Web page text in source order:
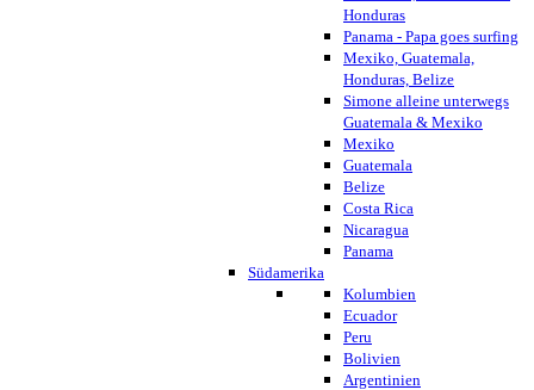
Honduras
Panama - Papa goes surfing
Mexiko, Guatemala,
Honduras, Belize
Simone alleine unterwegs
Guatemala & Mexiko
Mexiko
Guatemala
Belize
Costa Rica
Nicaragua
Panama
Südamerika
Kolumbien
Ecuador
Peru
Bolivien
Argentinien